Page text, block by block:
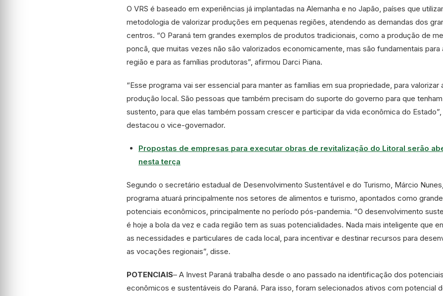
O VRS é baseado em experiências já implantadas na Alemanha e no Japão, países que
metodologia de valorizar produções em pequenas regiões, atendendo as demandas dos
centros. “O Paraná tem grandes exemplos de produtos tradicionais, como a produção de
poncã, que muitas vezes não são valorizados economicamente, mas são fundamentais para
região e para as famílias produtoras”, afirmou Darci Piana.
“Esse programa vai ser essencial para manter as famílias em sua propriedade, para valorizar
produção local. São pessoas que também precisam do suporte do governo para que
sustento, para que elas também possam crescer e participar da vida econômica do Estado”,
destacou o vice-governador.
Propostas de empresas para executar obras de revitalização do Litoral serão
nesta terça
Segundo o secretário estadual de Desenvolvimento Sustentável e do Turismo, Márcio
programa atuará principalmente nos setores de alimentos e turismo, apontados como
potenciais econômicos, principalmente no período pós-pandemia. “O desenvolvimento
é hoje a bola da vez e cada região tem as suas potencialidades. Nada mais inteligente que
as necessidades e particulares de cada local, para incentivar e destinar recursos para
as vocações regionais”, disse.
POTENCIAIS– A Invest Paraná trabalha desde o ano passado na identificação dos potenciais
econômicos e sustentáveis do Paraná. Para isso, foram selecionados ativos com potencial